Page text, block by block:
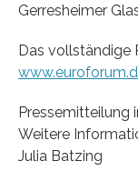
Gerresheimer
Das vollständige
Pressemitteilung
Weitere
Julia Batzing